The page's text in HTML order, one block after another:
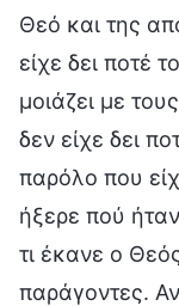
Θεό και της
είχε δει ποτέ
μοιάζει με
δεν είχε δει
παρόλο που
ήξερε πού
τι έκανε ο
παράγοντες.